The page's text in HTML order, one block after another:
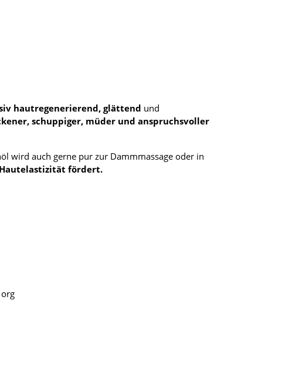
hautregenerierend, glättend und
schuppiger, müder und anspruchsvoller
wird auch gerne pur zur Dammmassage oder in
fördert.